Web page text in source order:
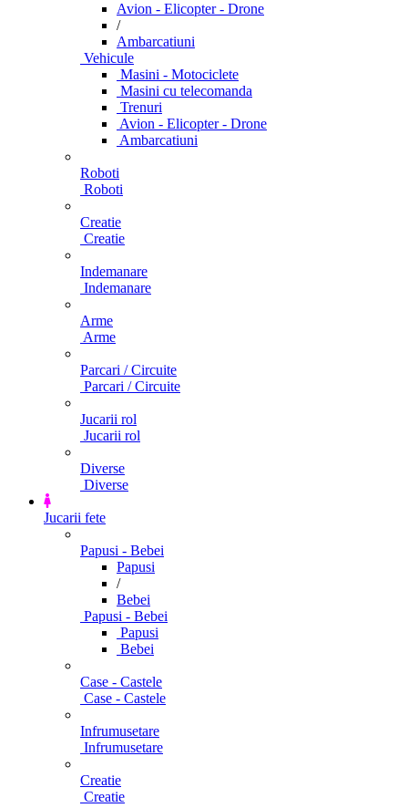
Avion - Elicopter - Drone
/
Ambarcatiuni
Vehicule
Masini - Motociclete
Masini cu telecomanda
Trenuri
Avion - Elicopter - Drone
Ambarcatiuni
Roboti
Roboti
Creatie
Creatie
Indemanare
Indemanare
Arme
Arme
Parcari / Circuite
Parcari / Circuite
Jucarii rol
Jucarii rol
Diverse
Diverse
Jucarii fete
Papusi - Bebei
Papusi
/
Bebei
Papusi - Bebei
Papusi
Bebei
Case - Castele
Case - Castele
Infrumusetare
Infrumusetare
Creatie
Creatie